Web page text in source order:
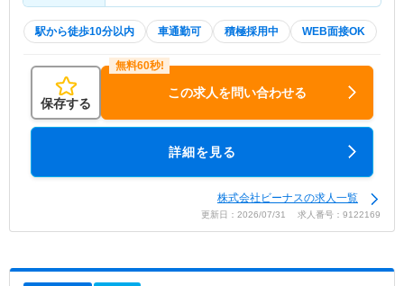
駅から徒歩10分以内 車通勤可 積極採用中 WEB面接OK
保存する
この求人を問い合わせる
詳細を見る
株式会社ビーナスの求人一覧
更新日：2026/07/31 求人番号：9122169